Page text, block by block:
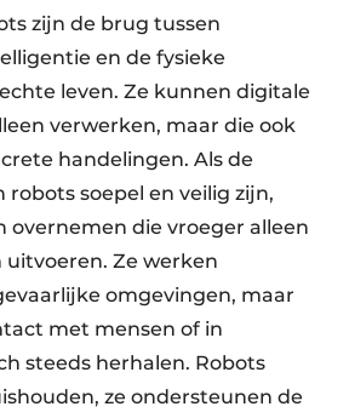
zijn de brug tussen
en de fysieke
leven. Ze kunnen digitale
verwerken, maar die ook
handelingen. Als de
robots soepel en veilig zijn,
overnemen die vroeger alleen
Ze werken
omgevingen, maar
met mensen of in
steeds herhalen. Robots
ze ondersteunen de